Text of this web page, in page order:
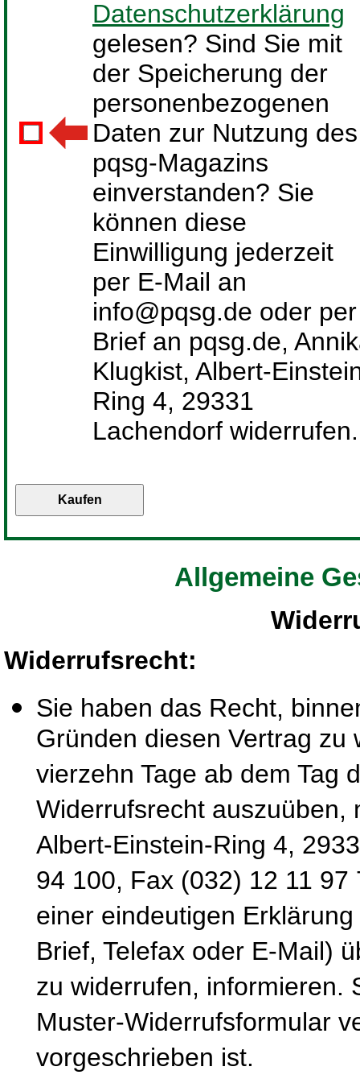
Datenschutzerklärung
gelesen? Sind Sie mit
der Speicherung der
personenbezogenen
Daten zur Nutzung des
pqsg-Magazins
einverstanden? Sie
können diese
Einwilligung jederzeit
per E-Mail an
info@pqsg.de oder per
Brief an pqsg.de,
Klugkist, Albert-
Ring 4, 29331
Lachendorf widerrufen.
Allgemeine
Widerrufsrecht:
Sie haben das Recht,
Gründen diesen Vertrag
vierzehn Tage ab dem Tag
Widerrufsrecht auszuüben,
Albert-Einstein-Ring 4,
94 100, Fax (032) 12 11
einer eindeutigen
Brief, Telefax oder E-Mail)
zu widerrufen, informieren.
Muster-Widerrufsformular
vorgeschrieben ist.